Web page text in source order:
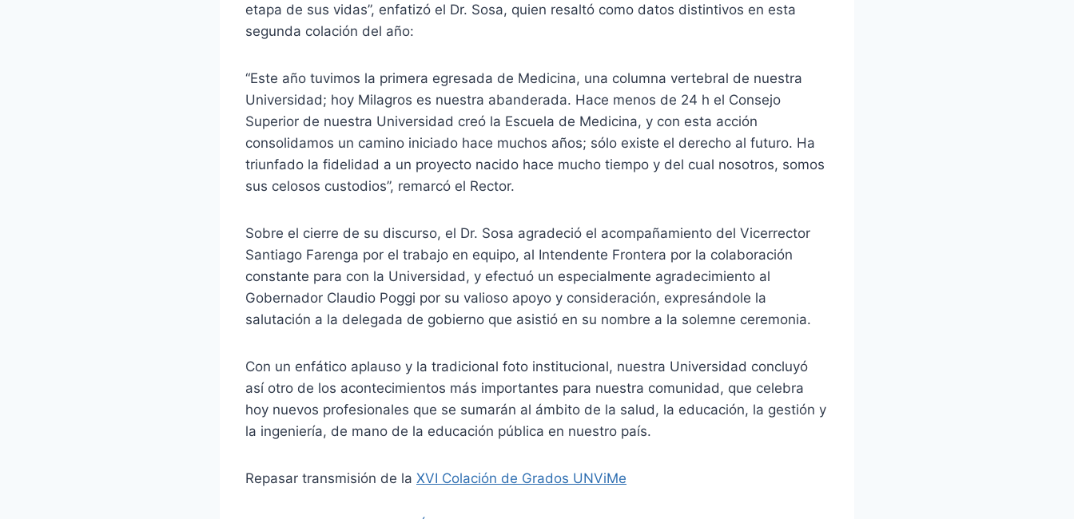
etapa de sus vidas”, enfatizó el Dr. Sosa, quien resaltó como datos distintivos en esta
segunda colación del año:
“Este año tuvimos la primera egresada de Medicina, una columna vertebral de nuestra
Universidad; hoy Milagros es nuestra abanderada. Hace menos de 24 h el Consejo
Superior de nuestra Universidad creó la Escuela de Medicina, y con esta acción
consolidamos un camino iniciado hace muchos años; sólo existe el derecho al futuro. Ha
triunfado la fidelidad a un proyecto nacido hace mucho tiempo y del cual nosotros, somos
sus celosos custodios”, remarcó el Rector.
Sobre el cierre de su discurso, el Dr. Sosa agradeció el acompañamiento del Vicerrector
Santiago Farenga por el trabajo en equipo, al Intendente Frontera por la colaboración
constante para con la Universidad, y efectuó un especialmente agradecimiento al
Gobernador Claudio Poggi por su valioso apoyo y consideración, expresándole la
salutación a la delegada de gobierno que asistió en su nombre a la solemne ceremonia.
Con un enfático aplauso y la tradicional foto institucional, nuestra Universidad concluyó
así otro de los acontecimientos más importantes para nuestra comunidad, que celebra
hoy nuevos profesionales que se sumarán al ámbito de la salud, la educación, la gestión y
la ingeniería, de mano de la educación pública en nuestro país.
Repasar transmisión de la XVI Colación de Grados UNViMe